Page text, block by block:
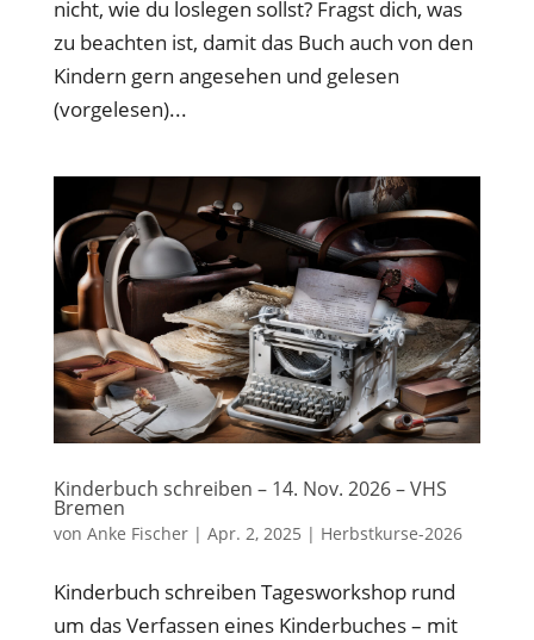
nicht, wie du loslegen sollst? Fragst dich, was
zu beachten ist, damit das Buch auch von den
Kindern gern angesehen und gelesen
(vorgelesen)...
Kinderbuch schreiben – 14. Nov. 2026 – VHS
Bremen
von Anke Fischer| Apr. 2, 2025 | Herbstkurse-2026
Kinderbuch schreiben Tagesworkshop rund
um das Verfassen eines Kinderbuches – mit